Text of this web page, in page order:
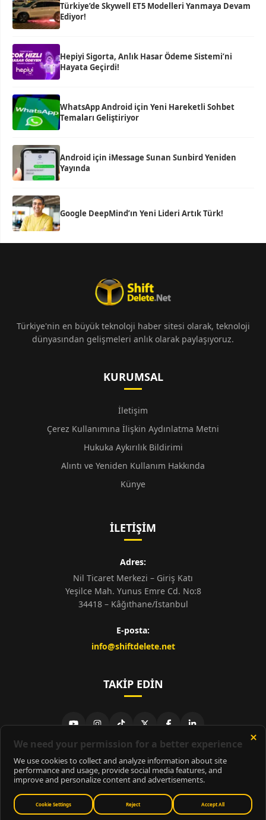
Türkiye’de Skywell ET5 Modelleri Yanmaya Devam
Ediyor!
Hepiyi Sigorta, Anlık Hasar Ödeme Sistemi’ni
Hayata Geçirdi!
WhatsApp Android için Yeni Hareketli Sohbet
Temaları Geliştiriyor
Android için iMessage Sunan Sunbird Yeniden
Yayında
Google DeepMind’ın Yeni Lideri Artık Türk!
Türkiye'nin en büyük teknoloji haber sitesi olarak, teknoloji
dünyasından gelişmeleri anlık olarak paylaşıyoruz.
KURUMSAL
İletişim
Çerez Kullanımına İlişkin Aydınlatma Metni
Hukuka Aykırılık Bildirimi
Alıntı ve Yeniden Kullanım Hakkında
Künye
İLETIŞIM
Adres:
Nil Ticaret Merkezi – Giriş Katı
Yeşilce Mah. Yunus Emre Cd. No:8
34418 – Kâğıthane/İstanbul
E-posta:
info@shiftdelete.net
TAKIP EDIN
© 2026ShiftDelete.Net- Tüm hakları saklıdır.
ShiftDelete.Net, İnternet Medyası ve Bilişim Muhabirleri Derneği